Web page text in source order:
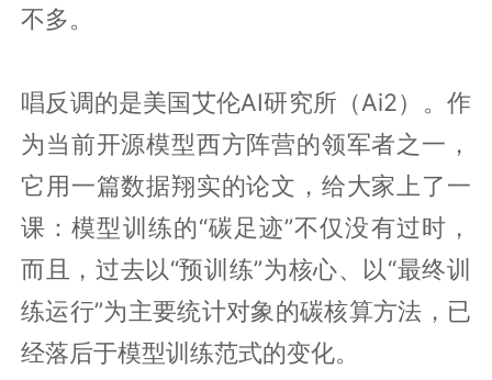
不多。
唱反调的是美国艾伦AI研究所（Ai2）。作
为当前开源模型西方阵营的领军者之一，
它用一篇数据翔实的论文，给大家上了一
课：模型训练的“碳足迹”不仅没有过时，
而且，过去以“预训练”为核心、以“最终训
练运行”为主要统计对象的碳核算方法，已
经落后于模型训练范式的变化。